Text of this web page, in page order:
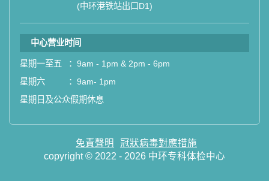
(中环港铁站出口D1)
中心营业时间
星期一至五 ： 9am - 1pm & 2pm - 6pm
星期六
： 9am- 1pm
星期日及公众假期休息
免責聲明
冠狀病毒對應措施
copyright © 2022 - 2026 中环专科体检中心
祝您健康愉快！